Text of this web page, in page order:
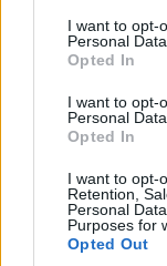
Please note that
services and may
not limited to your
use your data for
consent section.
I want to opt-
Personal Data.
Opted In
I want to opt-
Personal
Opted In
I want to opt-
Retention,
Personal
Purposes for
Opted Out
de antes, pero